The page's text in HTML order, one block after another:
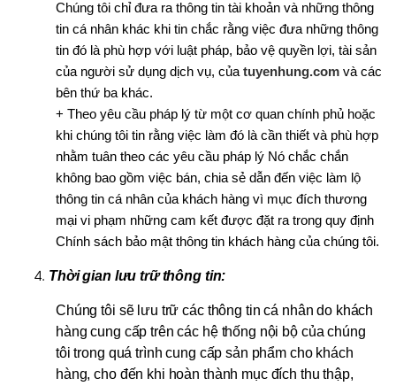
Chúng tôi chỉ đưa ra thông tin tài khoản và những thông
tin cá nhân khác khi tin chắc rằng việc đưa những thông
tin đó là phù hợp với luật pháp, bảo vệ quyền lợi, tài sản
của người sử dụng dịch vụ, của tuyenhung.com và các
bên thứ ba khác.
+ Theo yêu cầu pháp l‎ý từ một cơ quan chính phủ hoặc
khi chúng tôi tin rằng việc làm đó là cần thiết và phù hợp
nhằm tuân theo các yêu cầu pháp l‎ý Nó chắc chắn
không bao gồm việc bán, chia sẻ dẫn đến việc làm lộ
thông tin cá nhân của khách hàng vì mục đích thương
mại vi phạm những cam kết được đặt ra trong quy định
Chính sách bảo mật thông tin khách hàng của chúng tôi.
Thời gian lưu trữ thông tin:
Chúng tôi sẽ lưu trữ các thông tin cá nhân do khách
hàng cung cấp trên các hệ thống nội bộ của chúng
tôi trong quá trình cung cấp sản phẩm cho khách
hàng, cho đến khi hoàn thành mục đích thu thập,